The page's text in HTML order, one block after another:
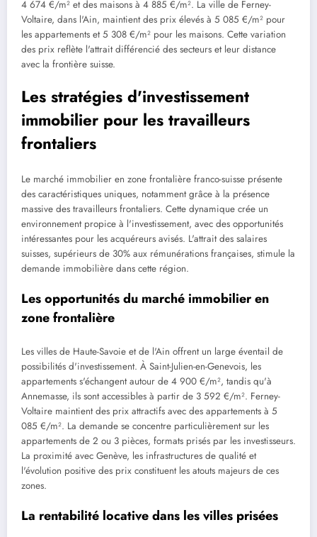
4 674 €/m² et des maisons à 4 885 €/m². La ville de Ferney-
Voltaire, dans l'Ain, maintient des prix élevés à 5 085 €/m² pour
les appartements et 5 308 €/m² pour les maisons. Cette variation
des prix reflète l'attrait différencié des secteurs et leur distance
avec la frontière suisse.
Les stratégies d'investissement
immobilier pour les travailleurs
frontaliers
Le marché immobilier en zone frontalière franco-suisse présente
des caractéristiques uniques, notamment grâce à la présence
massive des travailleurs frontaliers. Cette dynamique crée un
environnement propice à l'investissement, avec des opportunités
intéressantes pour les acquéreurs avisés. L'attrait des salaires
suisses, supérieurs de 30% aux rémunérations françaises, stimule la
demande immobilière dans cette région.
Les opportunités du marché immobilier en
zone frontalière
Les villes de Haute-Savoie et de l'Ain offrent un large éventail de
possibilités d'investissement. À Saint-Julien-en-Genevois, les
appartements s'échangent autour de 4 900 €/m², tandis qu'à
Annemasse, ils sont accessibles à partir de 3 592 €/m². Ferney-
Voltaire maintient des prix attractifs avec des appartements à 5
085 €/m². La demande se concentre particulièrement sur les
appartements de 2 ou 3 pièces, formats prisés par les investisseurs.
La proximité avec Genève, les infrastructures de qualité et
l'évolution positive des prix constituent les atouts majeurs de ces
zones.
La rentabilité locative dans les villes prisées